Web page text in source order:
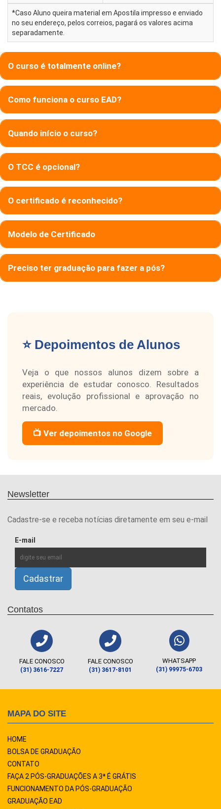
*Caso Aluno queira material em Apostila impresso e enviado
no seu endereço, pelos correios, pagará os valores acima
separadamente.
O curso é totalmente online?
Como funciona o curso EAD?
Quando início o curso?
O TCC é opcional?
O certificado é reconhecido?
Modelo de Certificado
Preciso ter graduação para fazer a pós?
⭐ Depoimentos de Alunos
Veja o que nossos alunos dizem sobre a
experiência de estudar conosco. Resultados
reais, evolução profissional e aprovação no
mercado.
📺 Ver depoimentos no Google
Newsletter
Cadastre-se e receba notícias diretamente em seu e-mail
E-mail
Contatos
FALE CONOSCO
(31) 3616-7227
FALE CONOSCO
(31) 3617-8101
WHATSAPP
(31) 99975-6703
MAPA DO SITE
HOME
BOLSA DE GRADUAÇÃO
CONTATO
FAÇA 2 PÓS-GRADUAÇÕES A 3ª É GRÁTIS
FUNCIONAMENTO DA PÓS-GRADUAÇÃO
GRADUAÇÃO EAD